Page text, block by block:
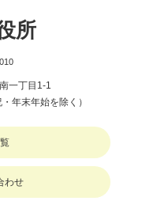
所
一丁目1-1
年末年始を除く）
わせ